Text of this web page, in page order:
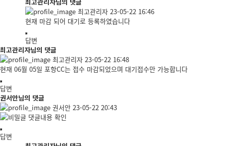
최고관리자 23-05-22 16:46
현재 마감 되어 대기로 등록하였습니다
답변
최고관리자님의 댓글
최고관리자 23-05-22 16:48
현재 06월 05일 포항CC는 접수 마감되었으며 대기접수만 가능합니다
답변
권서안님의 댓글
권서안 23-05-22 20:43
댓글내용 확인
답변